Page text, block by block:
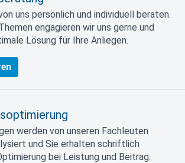
uns persönlich und individuell beraten.
engagieren wir uns gerne und
Lösung für Ihre Anliegen.
werden von unseren Fachleuten
und Sie erhalten schriftlich
bei Leistung und Beitrag.